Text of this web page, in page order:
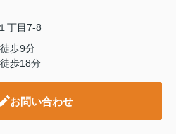
丁目7-8
徒歩9分
徒歩18分
お問い合わせ